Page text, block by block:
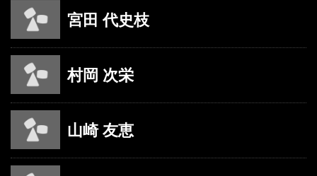
宮田 代史枝
村岡 次栄
山崎 友恵